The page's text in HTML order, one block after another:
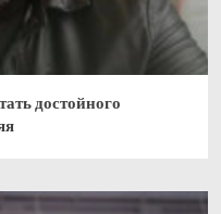
достойного